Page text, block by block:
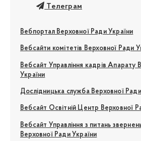
Телеграм
Вебпортал Верховної Ради України
Вебсайти комітетів Верховної Ради
Вебсайт Управління кадрів Апарату
України
Дослідницька служба Верховної
Вебсайт Освітній Центр Верховної
Вебсайт Управління з питань
Верховної Ради України